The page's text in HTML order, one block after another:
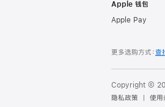
Apple 钱包
Apple Pay
更多选购方式：查
Copyright ©
隐私政策
使用